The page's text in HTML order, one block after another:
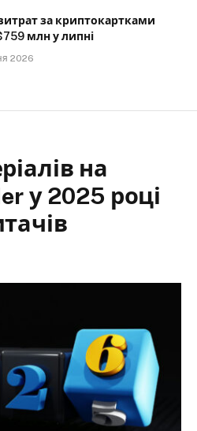
за криптокартками
млн у липні
2026
на
у 2025 році